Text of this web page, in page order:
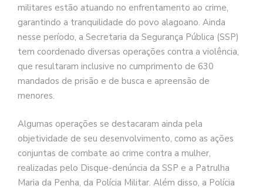
militares estão atuando no enfrentamento ao crime,
garantindo a tranquilidade do povo alagoano. Ainda
nesse período, a Secretaria da Segurança Pública (SSP)
tem coordenado diversas operações contra a violência,
que resultaram inclusive no cumprimento de 630
mandados de prisão e de busca e apreensão de
menores.
Algumas operações se destacaram ainda pela
objetividade de seu desenvolvimento, como as ações
conjuntas de combate ao crime contra a mulher,
realizadas pelo Disque-denúncia da SSP e a Patrulha
Maria da Penha, da Polícia Militar. Além disso, a Polícia